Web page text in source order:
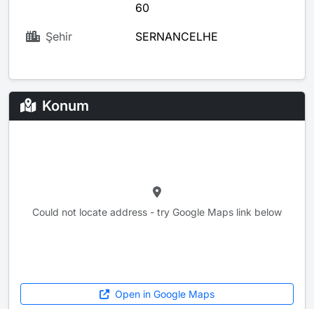
60
Şehir SERNANCELHE
Konum
Could not locate address - try Google Maps link below
Open in Google Maps